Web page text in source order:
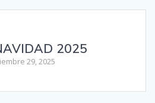
2025
29, 2025